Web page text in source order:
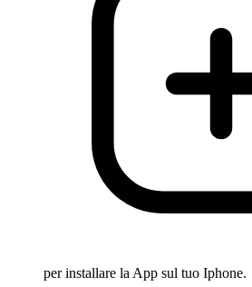
per installare la App sul tuo Iphone.